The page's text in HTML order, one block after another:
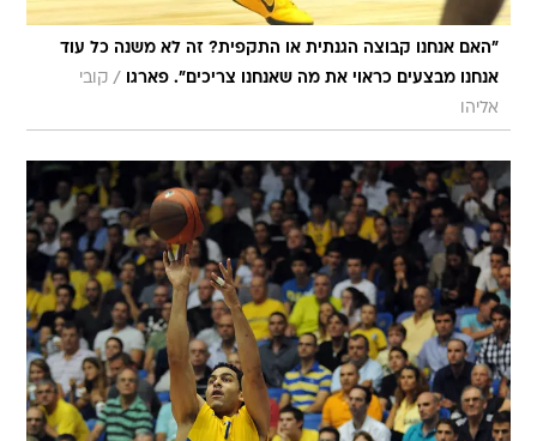
"האם אנחנו קבוצה הגנתית או התקפית? זה לא משנה כל עוד
אנחנו מבצעים כראוי את מה שאנחנו צריכים". פארגו
/ קובי
אליהו